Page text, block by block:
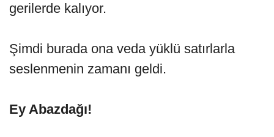
gerilerde kalıyor.
Şimdi burada ona veda yüklü satırlarla
seslenmenin zamanı geldi.
Ey Abazdağı!